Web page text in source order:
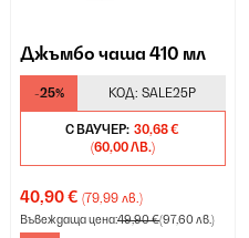
Джъмбо чаша 410 мл
-25% КОД: SALE25P
С ВАУЧЕР: 30,68 €
(60,00 ЛВ.)
40,90 € (79,99 лв.)
Въвеждаща цена:49,90 €(97,60 лв.)